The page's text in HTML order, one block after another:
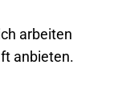
arbeiten
anbieten.